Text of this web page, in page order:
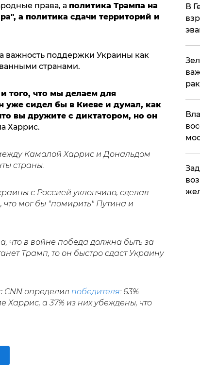
права, а политика Трампа на
а политика сдачи территорий и
важность поддержки Украины как
странами.
того, что мы делаем для
уже сидел бы в Киеве и думал, как
вы дружите с диктатором, но он
Харрис.
Камалой Харрис и Дональдом
страны.
с Россией уклончиво, сделав
что мог бы "помирить" Путина и
что в войне победа должна быть за
Трамп, то он быстро сдаст Украину
CNN определил победителя: 63%
Харрис, а 37% из них убеждены, что
В